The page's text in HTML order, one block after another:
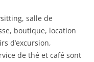
salle de
boutique, location
d’excursion,
de thé et café sont